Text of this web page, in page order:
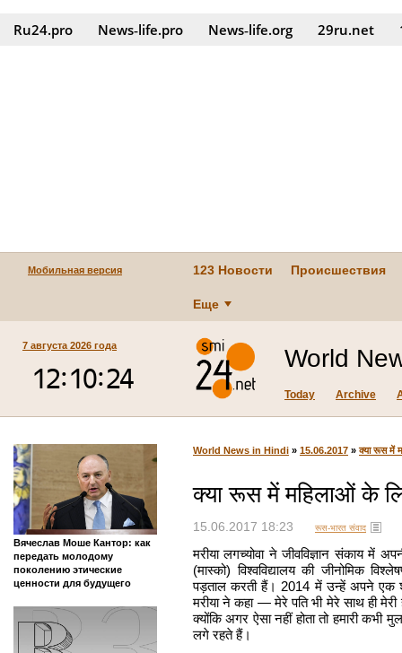
Ru24.pro News‑life.pro News‑life.org 29ru.net
Мобильная версия 123 Новости Происшествия
Еще
7 августа 2026 года World
Today Archive
Вячеслав Моше Кантор: как
передать молодому
поколению этические
ценности для будущего
World News in Hindi » 15.06.2017 »क्या रूस में
क्या रूस में महिलाओं के
15.06.2017 18:23 रूस-भारत संवाद
मरीया लगच्योवा ने जीवविज्ञान संकाय में
(मास्को) विश्वविद्यालय की जीनोमिक
पड़ताल करती हैं। 2014 में उन्हें अपने एक
मरीया ने कहा — मेरे पति भी मेरे साथ ही
क्योंकि अगर ऐसा नहीं होता तो हमारी कभी
लगे रहते हैं।